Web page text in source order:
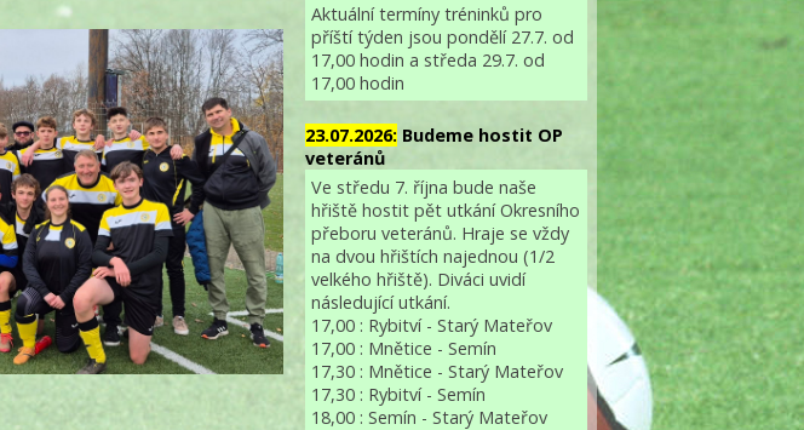
Aktuální termíny tréninků pro
příští týden jsou pondělí 27.7. od
17,00 hodin a středa 29.7. od
17,00 hodin
23.07.2026: Budeme hostit OP
veteránů
Ve středu 7. října bude naše
hřiště hostit pět utkání Okresního
přeboru veteránů. Hraje se vždy
na dvou hřištích najednou (1/2
velkého hřiště). Diváci uvidí
následující utkání.
17,00 : Rybitví - Starý Mateřov
17,00 : Mnětice - Semín
17,30 : Mnětice - Starý Mateřov
17,30 : Rybitví - Semín
18,00 : Semín - Starý Mateřov